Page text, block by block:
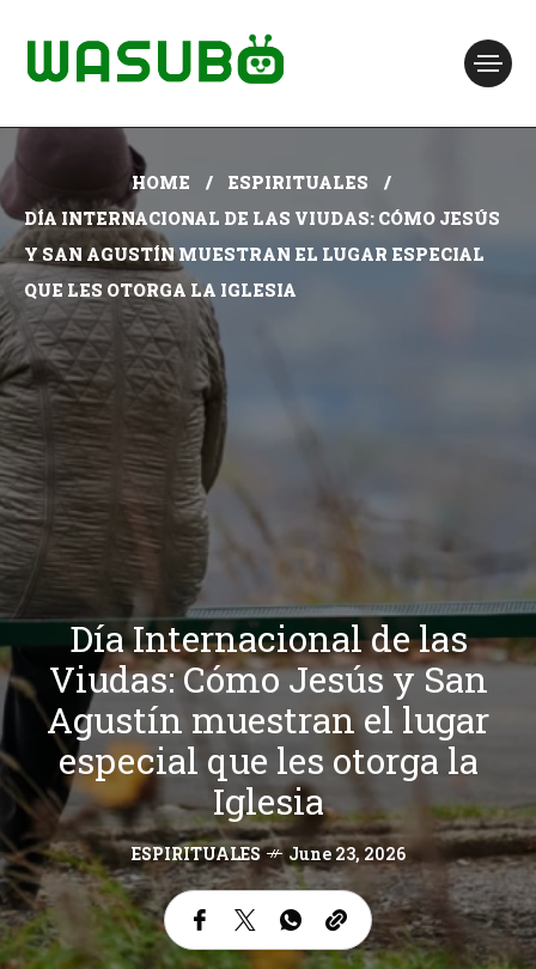
HOME
ESPIRITUALES
DÍA INTERNACIONAL DE LAS VIUDAS: CÓMO JESÚS
Y SAN AGUSTÍN MUESTRAN EL LUGAR ESPECIAL
QUE LES OTORGA LA IGLESIA
Día Internacional de las
Viudas: Cómo Jesús y San
Agustín muestran el lugar
especial que les otorga la
Iglesia
ESPIRITUALES June 23, 2026